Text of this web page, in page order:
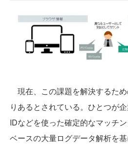
現在、この課題を解決するた
りあるとされている。ひとつが
IDなどを使った確定的なマッチ
ベースの大量ログデータ解析を